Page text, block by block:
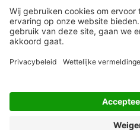
Privacy Statement
Algemene Voorwaarden